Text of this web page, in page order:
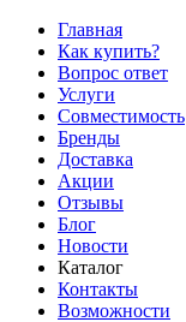
Главная
Как купить?
Вопрос ответ
Услуги
Совместимость
Бренды
Доставка
Акции
Отзывы
Блог
Новости
Каталог
Контакты
Возможности